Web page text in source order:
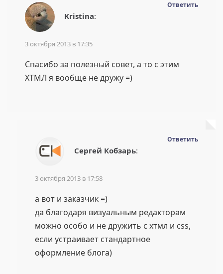
Kristina:
3 октября 2013 в 17:35
Спасибо за полезный совет, а то с этим
ХТМЛ я вообще не дружу =)
Ответить
Сергей Кобзарь:
3 октября 2013 в 17:58
а вот и заказчик =)
да благодаря визуальным редакторам
можно особо и не дружить с хтмл и css,
если устраивает стандартное
оформление блога)
Ответить